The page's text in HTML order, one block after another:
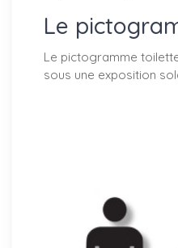
Le
Le pictogramme
sous une exposition